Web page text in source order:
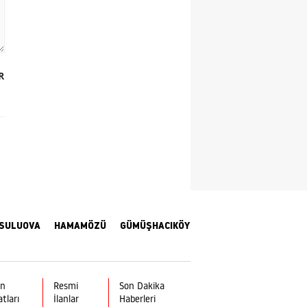
Tunceli
Uşak
HAMAMÖZÜ GÜMÜŞHACIKÖY
Resmi
İlanlar
Son Dakika
Haberleri